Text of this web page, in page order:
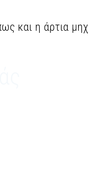
και η άρτια